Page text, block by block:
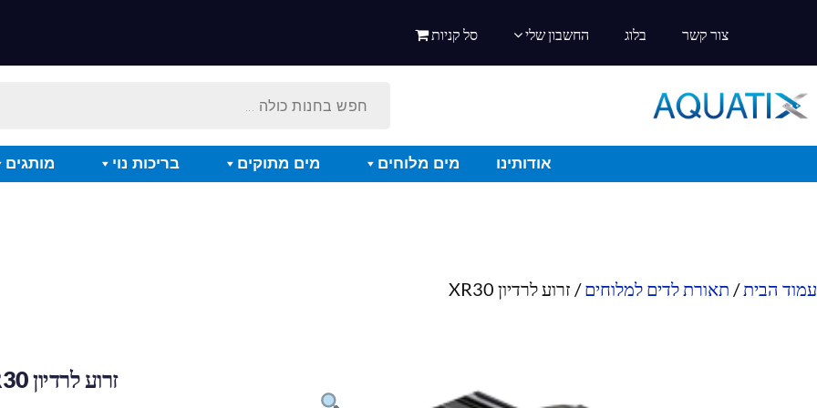
צור קשר בלוג החשבון שלי סל קניות
אודותינו מים מלוחים מים מתוקים בריכות נוי מותגים
עמוד הבית/ תאורת לדים למלוחים/ זרוע לרדיון XR30
זרוע לרדיון XR30